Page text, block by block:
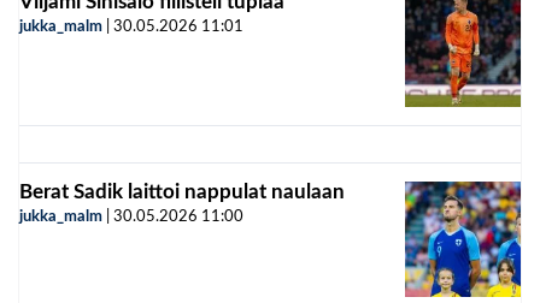
jukka_malm 30.05.2026 11:01
Berat Sadik laittoi nappulat naulaan
jukka_malm 30.05.2026 11:00